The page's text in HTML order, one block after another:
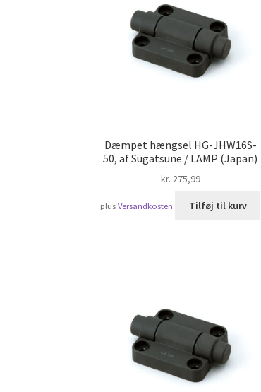
Dæmpet hængsel HG-JHW16S-
50, af Sugatsune / LAMP (Japan)
kr. 275,99
plus Versandkosten Tilføj til kurv